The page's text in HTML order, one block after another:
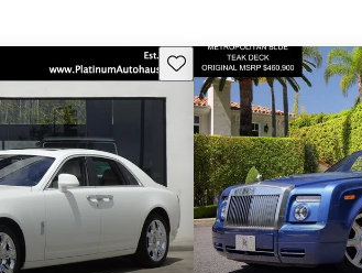
Guarda este Aviso